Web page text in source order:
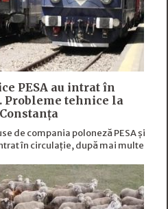
PESA au intrat în
tehnice la
de compania poloneză PESA și
în circulație, după mai multe